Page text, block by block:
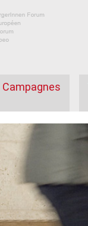
Campagnes